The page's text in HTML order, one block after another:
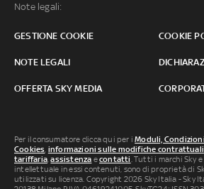
Note legali:
GESTIONE COOKIE COOKIE
NOTE LEGALI
OFFERTA SKY MEDIA
Per il consumatore clicca qui per iModuli,
Cookies informazioni sulle modifiche contrattuali
tariffaria ,assistenza econtatti . Tutti i marchi
intellettuale in essi contenuti, sono di proprietà di
utilizzati su licenza. Copyright 2026 Sky Italia - Sky